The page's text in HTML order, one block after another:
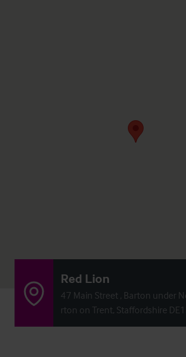
Red Lion
47 Main Street , Barton under
rton on Trent, Staffordshire